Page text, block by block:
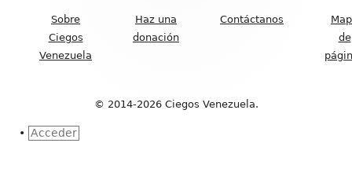
Footer
Sobre
Ciegos
Venezuela
Haz una
donación
Contáctanos
de
© 2014-2026 Ciegos Venezuela.
• Acceder